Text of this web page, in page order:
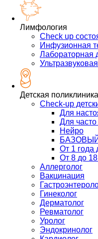
Лимфология
Check up
Инфузионная
Лабораторная
Детская поликлиника
Check-up
Для
Для
Нейро
БАЗОВЫЙ
От 1 года
От 8 до 18
Аллерголог
Вакцинация
Гинеколог
Дерматолог
Ревматолог
Уролог
Эндокринолог